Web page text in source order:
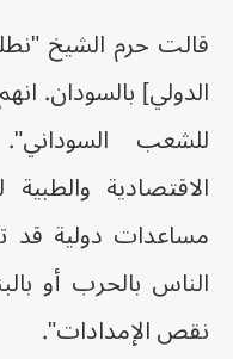
قالت حرم الشيخ
الدولي] بالسودان.
للشعب
الاقتصادية
مساعدات دولية قد
الناس بالحرب أو
نقص الإمدادات".